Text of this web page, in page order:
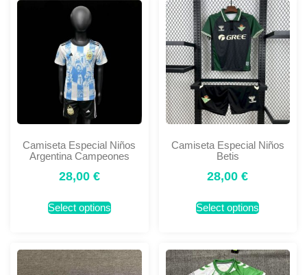
Camiseta Especial Niños
Argentina Campeones
28,00 €
Select options
Camiseta Especial Niños
Betis
28,00€
Select options